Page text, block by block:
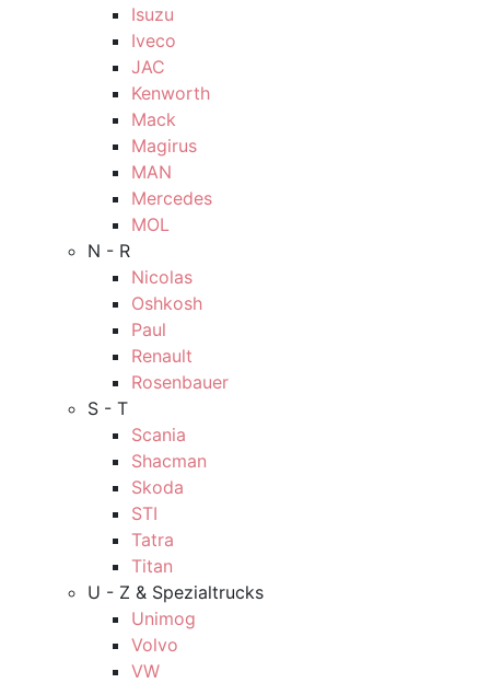
Isuzu
Iveco
JAC
Kenworth
Mack
Magirus
MAN
Mercedes
MOL
N - R
Nicolas
Oshkosh
Paul
Renault
Rosenbauer
S - T
Scania
Shacman
Skoda
STI
Tatra
Titan
U - Z & Spezialtrucks
Unimog
Volvo
VW